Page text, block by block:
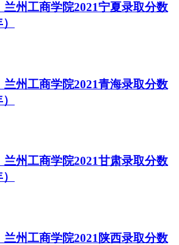
兰州工商学院2021宁夏录取分数
兰州工商学院2021青海录取分数
兰州工商学院2021甘肃录取分数
兰州工商学院2021陕西录取分数